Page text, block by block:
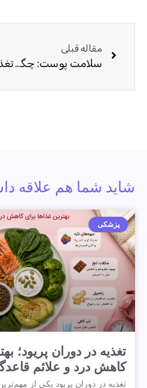
مقاله قبلی
سلامت پوست: چگونه روتین ایده‌آل خود را در ۳ مرحله ساده پیدا کنیم؟
شاید شما هم علاقه
پزشکی
تغذیه در دوران پریود؛
کاهش درد و علائم
تغذیه در دوران پریود یکی از